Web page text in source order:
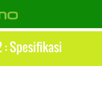
: Spesifikasi